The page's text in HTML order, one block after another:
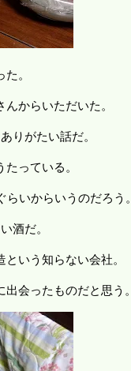
。
からいただいた。
りがたい話だ。
っている。
いからいうのだろう。
酒だ。
いう知らない会社。
会ったものだと思う。